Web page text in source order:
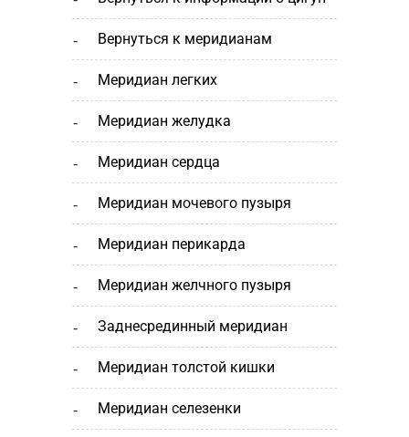
вернуться к меридианам
меридиан легких
меридиан желудка
меридиан сердца
меридиан мочевого пузыря
меридиан перикарда
меридиан желчного пузыря
заднесрединный меридиан
меридиан толстой кишки
меридиан селезенки